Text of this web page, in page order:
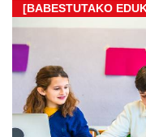
[BABESTUTAKO